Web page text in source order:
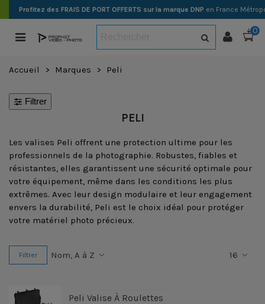
Profitez des FRAIS DE PORT OFFERTS sur la marque DNP en France
0
Accueil > Marques > Peli
Filtrer
PELI
Les valises Peli offrent une protection ultime pour les
professionnels de la photographie. Robustes, fiables et
résistantes, elles garantissent une sécurité optimale pour
votre équipement, même dans les conditions les plus
extrêmes. Avec leur design modulaire et leur engagement
envers la durabilité, Peli est le choix idéal pour protéger
votre matériel photo précieux.
Filtrer Nom, A à Z 16
Peli Valise À Roulettes